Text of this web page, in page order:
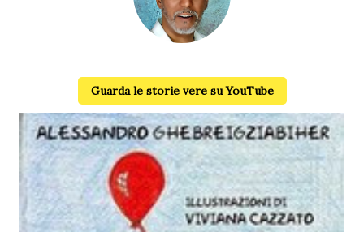
Guarda le storie vere su YouTube